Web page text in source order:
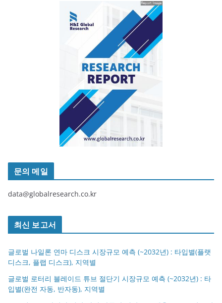
문의 메일
data@globalresearch.co.kr
최신 보고서
글로벌 나일론 연마 디스크 시장규모 예측 (~2032년) : 타입별(플랫
디스크, 플랩 디스크), 지역별
글로벌 로터리 블레이드 튜브 절단기 시장규모 예측 (~2032년) : 타
입별(완전 자동, 반자동), 지역별